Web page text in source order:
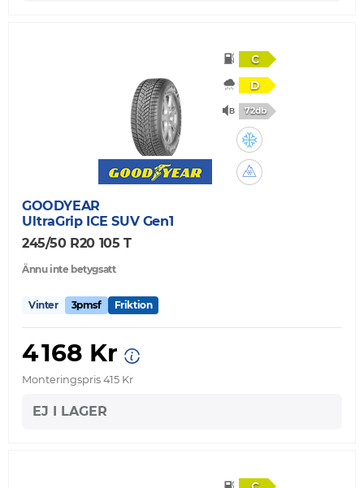
C
D
72db
GOODYEAR
UltraGrip ICE SUV Gen1
245/50 R20 105 T
Ännu inte betygsatt
Vinter 3pmsf Friktion
4 168 Kr
Monteringspris 415 Kr
EJ I LAGER